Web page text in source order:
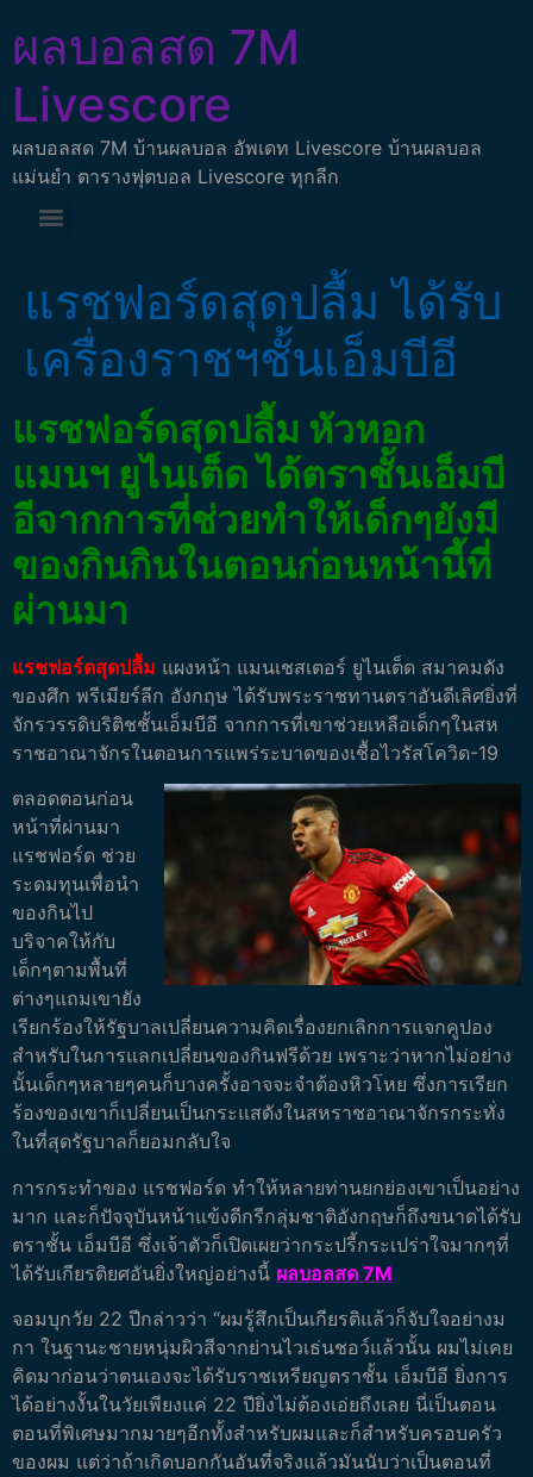
ผลบอลสด 7M
Livescore
ผลบอลสด 7M บ้านผลบอล อัพเดท Livescore บ้านผลบอล
แม่นยำ ตารางฟุตบอล Livescore ทุกลีก
แรชฟอร์ดสุดปลื้ม ได้รับ
เครื่องราชฯชั้นเอ็มบีอี
แรชฟอร์ดสุดปลื้ม หัวหอก
แมนฯ ยูไนเต็ด ได้ตราชั้นเอ็มบี
อีจากการที่ช่วยทำให้เด็กๆยังมี
ของกินกินในตอนก่อนหน้านี้ที่
ผ่านมา
แรชฟอร์ดสุดปลื้ม แผงหน้า แมนเชสเตอร์ ยูไนเต็ด สมาคมดัง
ของศึก พรีเมียร์ลีก อังกฤษ ได้รับพระราชทานตราอันดีเลิศยิ่งที่
จักรวรรดิบริติชชั้นเอ็มบีอี จากการที่เขาช่วยเหลือเด็กๆในสห
ราชอาณาจักรในตอนการแพร่ระบาดของเชื้อไวรัสโควิด-19
ตลอดตอนก่อน
หน้าที่ผ่านมา
แรชฟอร์ด ช่วย
ระดมทุนเพื่อนำ
ของกินไป
บริจาคให้กับ
เด็กๆตามพื้นที่
ต่างๆแถมเขายัง
เรียกร้องให้รัฐบาลเปลี่ยนความคิดเรื่องยกเลิกการแจกคูปอง
สำหรับในการแลกเปลี่ยนของกินฟรีด้วย เพราะว่าหากไม่อย่าง
นั้นเด็กๆหลายๆคนก็บางครั้งอาจจะจำต้องหิวโหย ซึ่งการเรียก
ร้องของเขาก็เปลี่ยนเป็นกระแสดังในสหราชอาณาจักรกระทั่ง
ในที่สุดรัฐบาลก็ยอมกลับใจ
การกระทำของ แรชฟอร์ด ทำให้หลายท่านยกย่องเขาเป็นอย่าง
มาก และก็ปัจจุบันหน้าแข้งดีกรีกลุ่มชาติอังกฤษก็ถึงขนาดได้รับ
ตราชั้น เอ็มบีอี ซึ่งเจ้าตัวก็เปิดเผยว่ากระปรี้กระเปร่าใจมากๆที่
ได้รับเกียรติยศอันยิ่งใหญ่อย่างนี้ ผลบอลสด 7M
จอมบุกวัย 22 ปีกล่าวว่า “ผมรู้สึกเป็นเกียรติแล้วก็จับใจอย่างม
กา ในฐานะชายหนุ่มผิวสีจากย่านไวเธ่นชอว์แล้วนั้น ผมไม่เคย
คิดมาก่อนว่าตนเองจะได้รับราชเหรียญตราชั้น เอ็มบีอี ยิ่งการ
ได้อย่างงั้นในวัยเพียงแค่ 22 ปียิ่งไม่ต้องเอ่ยถึงเลย นี่เป็นตอน
ตอนที่พิเศษมากมายๆอีกทั้งสำหรับผมและก็สำหรับครอบครัว
ของผม แต่ว่าถ้าเกิดบอกกันอันที่จริงแล้วมันนับว่าเป็นตอนที่